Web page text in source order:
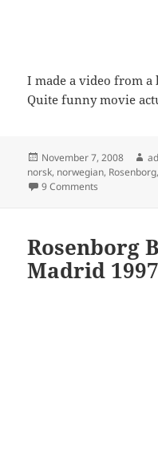
I made a video from
Quite funny movie
Posted
on
November 7, 2008
norsk, norwegian, Rosenborg
9 Comments
Rosenborg
Madrid